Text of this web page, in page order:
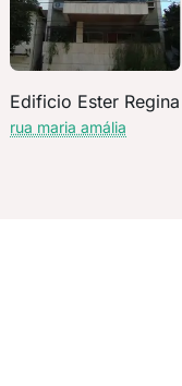
Edificio Ester Regina
rua maria amália